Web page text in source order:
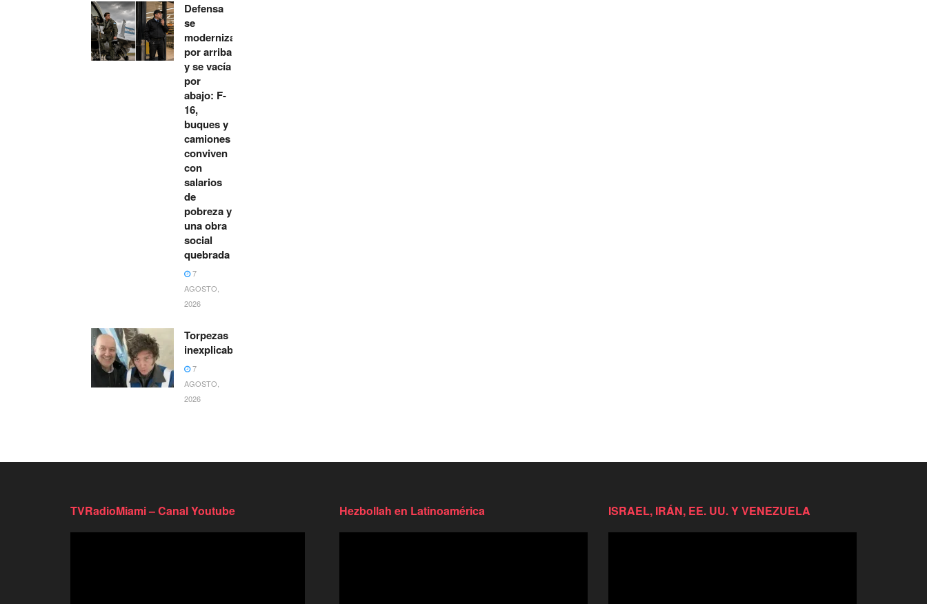
Defensa
se
moderniza
por arriba
y se vacía
por
abajo: F-
16,
buques y
camiones
conviven
con
salarios
de
pobreza y
una obra
social
quebrada
7
AGOSTO,
2026
Torpezas
inexplicables
7
AGOSTO,
2026
TVRadioMiami – Canal Youtube Hezbollah en Latinoamérica ISRAEL, IRÁN, EE. UU. Y VENEZUELA